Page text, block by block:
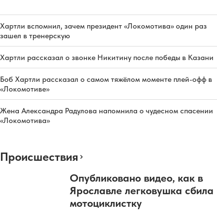
Хартли вспомнил, зачем президент «Локомотива» один раз
зашел в тренерскую
Хартли рассказал о звонке Никитину после победы в Казани
Боб Хартли рассказал о самом тяжёлом моменте плей-офф в
«Локомотиве»
Жена Александра Радулова напомнила о чудесном спасении
«Локомотива»
Происшествия
Опубликовано видео, как в
Ярославле легковушка сбила
мотоциклистку